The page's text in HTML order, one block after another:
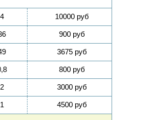
4 10000 руб
900 руб
3675 руб
800 руб
2 3000 руб
1 4500 руб